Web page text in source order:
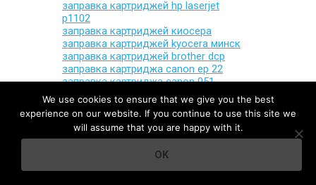
заправка картриджей hp laserjet
p1102
заправка картриджей киосера
заправка картриджей kyocera минск
заправка картриджей brother dcp
заправка картриджа canon ep 22
заправка картриджа canon 051
заправка лазерных картриджей hp
заправка картриджей brother tn
заправка картриджей xerox phaser
3140
ricoh sp 111 заправка картриджа
картридж 047 заправка
We use cookies to ensure that we give you the best
experience on our website. If you continue to use this site we
will assume that you are happy with it.
OK